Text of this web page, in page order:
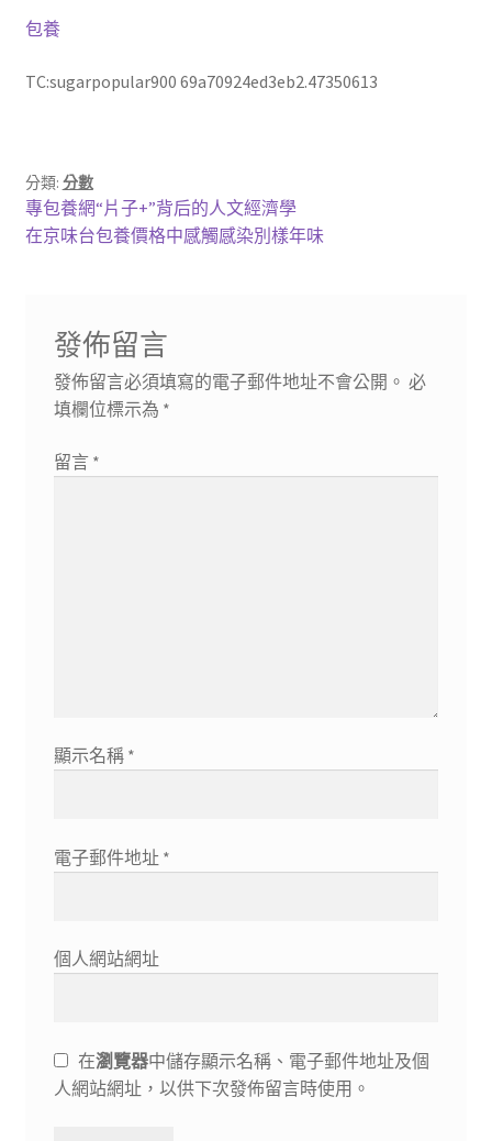
包養
TC:sugarpopular900 69a70924ed3eb2.47350613
分類: 分數
文
章
覽
上
一
專包養網“片子+”背后的人文經濟學
下
在京味台包養價格中感觸感染別樣年味
發佈留言
發佈留言必須填寫的電子郵件地址不會公開。 必
填欄位標示為 *
留言 *
顯示名稱 *
電子郵件地址 *
個人網站網址
在瀏覽器中儲存顯示名稱、電子郵件地址及個
人網站網址，以供下次發佈留言時使用。